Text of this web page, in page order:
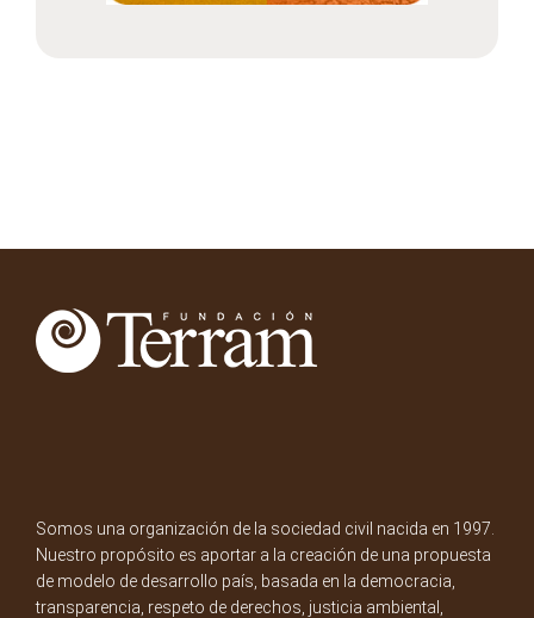
Somos una organización de la sociedad civil nacida en 1997.
Nuestro propósito es aportar a la creación de una propuesta
de modelo de desarrollo país, basada en la democracia,
transparencia, respeto de derechos, justicia ambiental,